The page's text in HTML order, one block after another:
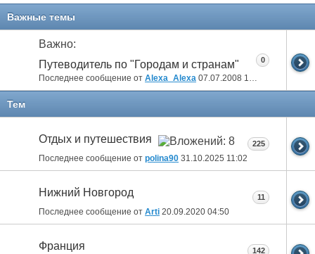
Важные темы
Важно:
Путеводитель по "Городам и странам"
Последнее сообщение от Alexa_Alexa 07.07.2008 16:34
0
Тем
Отдых и путешествия
Последнее сообщение от polina90 31.10.2025 11:02
225
Нижний Новгород
Последнее сообщение от Arti 20.09.2020 04:50
11
Франция 142